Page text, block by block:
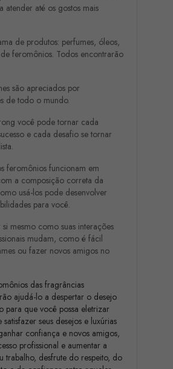
atender até os gostos mais
de produtos: perfumes, óleos,
feromônios. Todos encontrarão
são apreciados por
de todo o mundo.
você pode tornar cada
e cada desafio se tornar
feromônios funcionam em
a composição correta da
usá-los pode desenvolver
para você.
mesmo como suas interações
mudam, como é fácil
ou fazer novos amigos no
das fragrâncias
ajudá-lo a despertar o desejo
para que você possa eletrizar
satisfazer seus desejos e luxúrias
confiança e novos amigos,
profissional e aumentar a
trabalho, desfrute do respeito, do